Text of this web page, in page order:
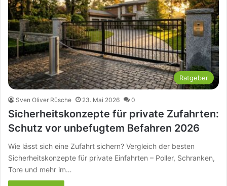
Ratgeber
Sven Oliver Rüsche 23. Mai 2026 0
Sicherheitskonzepte für private Zufahrten:
Schutz vor unbefugtem Befahren 2026
Wie lässt sich eine Zufahrt sichern? Vergleich der besten
Sicherheitskonzepte für private Einfahrten – Poller, Schranken,
Tore und mehr im…